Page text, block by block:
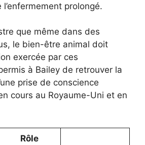
l’enfermement prolongé.
que même dans des
le bien-être animal doit
exercée par ces
à Bailey de retrouver la
prise de conscience
cours au Royaume-Uni et en
Rôle